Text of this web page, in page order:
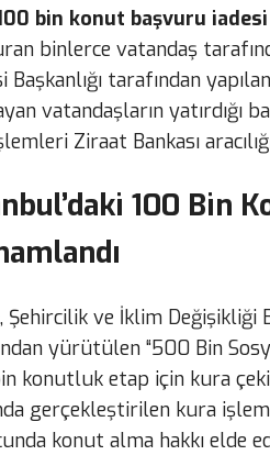
bin konut başvuru iadesi
binlerce vatandaş
Başkanlığı tarafından
vatandaşların yatırdığı
Ziraat Bankası
100 Bin
Şehircilik ve İklim Değişikliği
yürütülen “500 Bin
konutluk etap için kura
gerçekleştirilen kura
konut alma hakkı elde